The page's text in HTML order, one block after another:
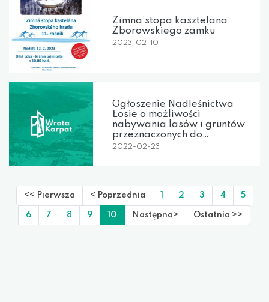
Zimna stopa kasztelana
Zborowskiego zamku
2023-02-10
Ogłoszenie Nadleśnictwa
Łosie o możliwości
nabywania lasów i gruntów
przeznaczonych do
zalesiania
2022-02-23
<< Pierwsza < Poprzednia 2 3 4 5
6 7 8 9 10 Następna> Ostatnia >>